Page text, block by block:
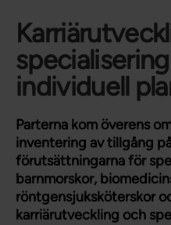
individuell
Parterna kom överens
inventering av tillgång
förutsättningarna för
barnmorskor,
röntgensjuksköterskor
karriärutveckling och